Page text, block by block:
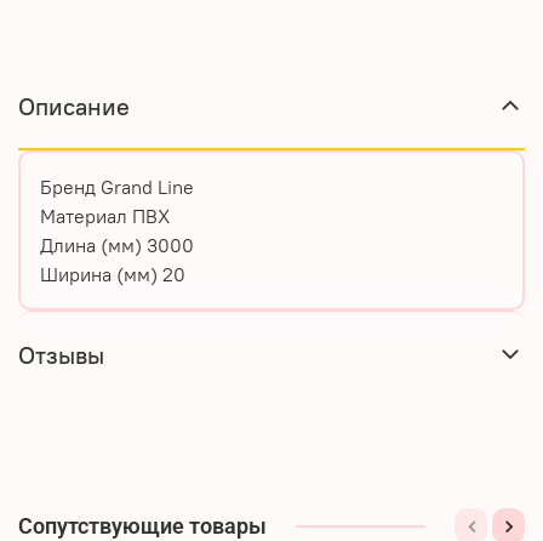
Описание
Бренд Grand Line
Материал ПВХ
Длина (мм) 3000
Ширина (мм) 20
Отзывы
Сопутствующие товары